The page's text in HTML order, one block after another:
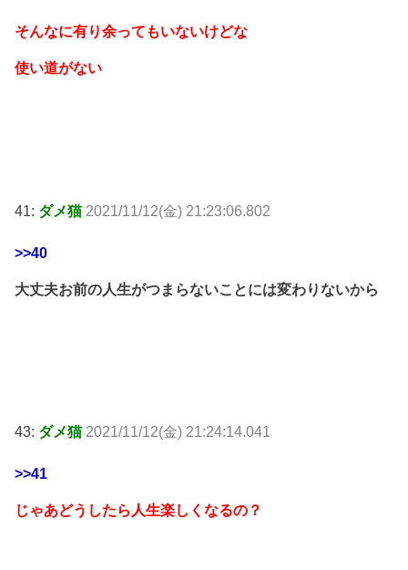
そんなに有り余ってもいないけどな
使い道がない
41: ダメ猫 2021/11/12(金) 21:23:06.802
>>40
大丈夫お前の人生がつまらないことには変わりないから
43: ダメ猫 2021/11/12(金) 21:24:14.041
>>41
じゃあどうしたら人生楽しくなるの？